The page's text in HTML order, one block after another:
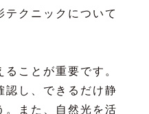
テクニックについて
ことが重要です。
認し、できるだけ静
。また、自然光を活